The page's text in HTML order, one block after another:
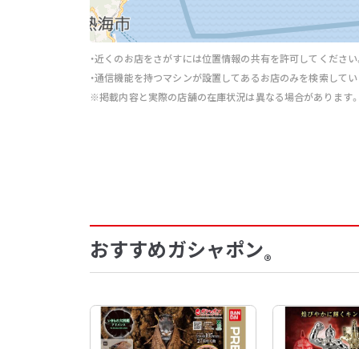
・近くのお店をさがすには位置情報の共有を許可してください
・通信機能を持つマシンが設置してあるお店のみを検索して
※掲載内容と実際の店舗の在庫状況は異なる場合があります
おすすめガシャポン®